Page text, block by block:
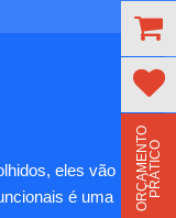
eles vão
é uma
O
R
Ç
A
M
E
N
T
O
P
R
Á
T
I
CO